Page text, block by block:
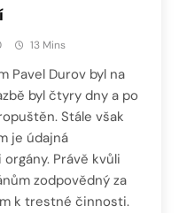
13 Mins
Pavel Durov byl na
byl čtyry dny a po
Stále však
je údajná
Právě kvůli
zodpovědný za
k trestné činnosti.